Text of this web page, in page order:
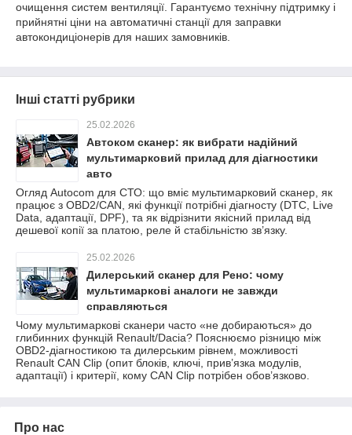
очищення систем вентиляції. Гарантуємо технічну підтримку і
прийнятні ціни на автоматичні станції для заправки
автокондиціонерів для наших замовників.
Інші статті рубрики
25.02.2026
Автоком сканер: як вибрати надійний
мультимарковий прилад для діагностики
авто
Огляд Autocom для СТО: що вміє мультимарковий сканер, як
працює з OBD2/CAN, які функції потрібні діагносту (DTC, Live
Data, адаптації, DPF), та як відрізнити якісний прилад від
дешевої копії за платою, реле й стабільністю зв’язку.
25.02.2026
Дилерський сканер для Рено: чому
мультимаркові аналоги не завжди
справляються
Чому мультимаркові сканери часто «не добираються» до
глибинних функцій Renault/Dacia? Пояснюємо різницю між
OBD2-діагностикою та дилерським рівнем, можливості
Renault CAN Clip (опит блоків, ключі, прив’язка модулів,
адаптації) і критерії, кому CAN Clip потрібен обов’язково.
Про нас